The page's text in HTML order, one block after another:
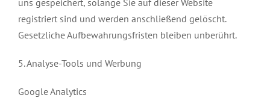
uns gespeichert, solange Sie auf dieser Website
registriert sind und werden anschließend gelöscht.
Gesetzliche Aufbewahrungsfristen bleiben unberührt.
5. Analyse-Tools und Werbung
Google Analytics